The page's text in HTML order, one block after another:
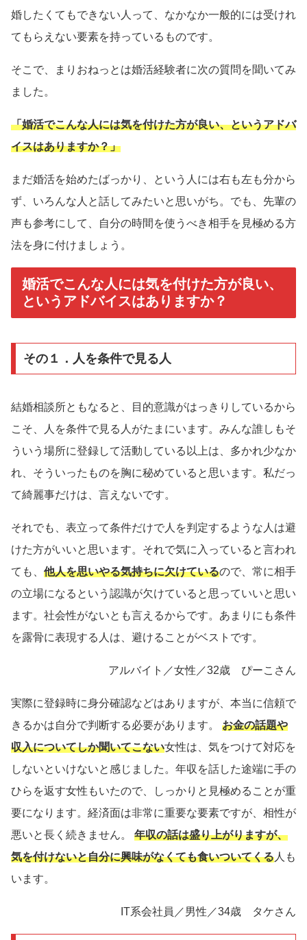
婚したくてもできない人って、なかなか一般的には受けれ
てもらえない要素を持っているものです。
そこで、まりおねっとは婚活経験者に次の質問を聞いてみ
ました。
「婚活でこんな人には気を付けた方が良い、というアドバ
イスはありますか？」
まだ婚活を始めたばっかり、という人には右も左も分から
ず、いろんな人と話してみたいと思いがち。でも、先輩の
声も参考にして、自分の時間を使うべき相手を見極める方
法を身に付けましょう。
婚活でこんな人には気を付けた方が良い、
というアドバイスはありますか？
その１．人を条件で見る人
結婚相談所ともなると、目的意識がはっきりしているから
こそ、人を条件で見る人がたまにいます。みんな誰しもそ
ういう場所に登録して活動している以上は、多かれ少なか
れ、そういったものを胸に秘めていると思います。私だっ
て綺麗事だけは、言えないです。
それでも、表立って条件だけで人を判定するような人は避
けた方がいいと思います。それで気に入っていると言われ
ても、 他人を思いやる気持ちに欠けているので、常に相手
の立場になるという認識が欠けていると思っていいと思い
ます。社会性がないとも言えるからです。あまりにも条件
を露骨に表現する人は、避けることがベストです。
アルバイト／女性／32歳 ぴーこさん
実際に登録時に身分確認などはありますが、本当に信頼で
きるかは自分で判断する必要があります。 お金の話題や
収入についてしか聞いてこない女性は、気をつけて対応を
しないといけないと感じました。年収を話した途端に手の
ひらを返す女性もいたので、しっかりと見極めることが重
要になります。経済面は非常に重要な要素ですが、相性が
悪いと長く続きません。 年収の話は盛り上がりますが、
気を付けないと自分に興味がなくても食いついてくる 人も
います。
IT系会社員／男性／34歳 タケさん